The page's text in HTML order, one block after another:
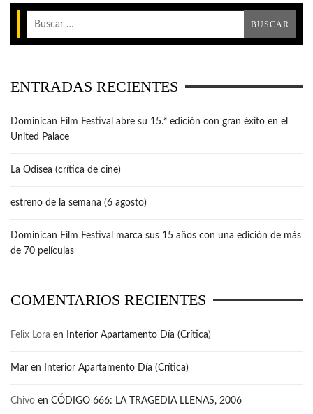
ENTRADAS RECIENTES
Dominican Film Festival abre su 15.ª edición con gran éxito en el
United Palace
La Odisea (crítica de cine)
estreno de la semana (6 agosto)
Dominican Film Festival marca sus 15 años con una edición de más
de 70 películas
COMENTARIOS RECIENTES
Felix Lora en Interior Apartamento Día (Crítica)
Mar en Interior Apartamento Día (Crítica)
Chivo en CÓDIGO 666: LA TRAGEDIA LLENAS, 2006